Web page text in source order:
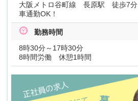
大阪メトロ谷町線 長原駅 徒歩7分
車通勤OK！
勤務時間
8時30分～17時30分
8時間労働 休憩1時間